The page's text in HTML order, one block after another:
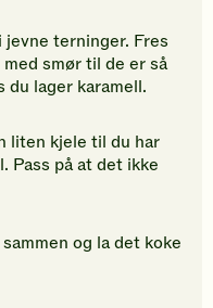
terninger. Fres
smør til de er så
lager karamell.
liten kjele til du har
Pass på at det ikke
og la det koke